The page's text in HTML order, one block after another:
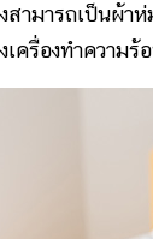
รถเป็นผ้าห่ม
ครื่องทำความร้